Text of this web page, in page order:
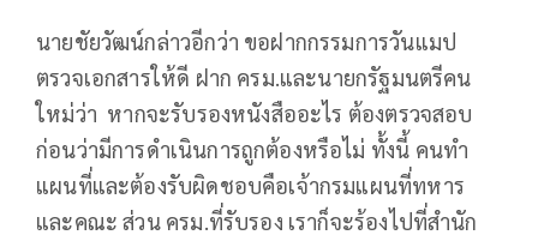
นายชัยวัฒน์กล่าวอีกว่า ขอฝากกรรมการวันแมป
ตรวจเอกสารให้ดี ฝาก ครม.และนายกรัฐมนตรีคน
ใหม่ว่า หากจะรับรองหนังสืออะไร ต้องตรวจสอบ
ก่อนว่ามีการดำเนินการถูกต้องหรือไม่ ทั้งนี้ คนทำ
แผนที่และต้องรับผิดชอบคือเจ้ากรมแผนที่ทหาร
และคณะ ส่วน ครม.ที่รับรอง เราก็จะร้องไปที่สำนัก